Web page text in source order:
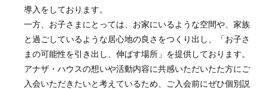
導入をしております。
一方、お子さまにとっては、お家にいるような空間や、家族
と過ごしているような居心地の良さをつくり出し、「お子さ
まの可能性を引き出し、伸ばす場所」を提供しております。
アナザ・ハウスの想いや活動内容に共感いただいたた方にご
入会いただきたいと考えているため、ご入会前にぜひ個別説